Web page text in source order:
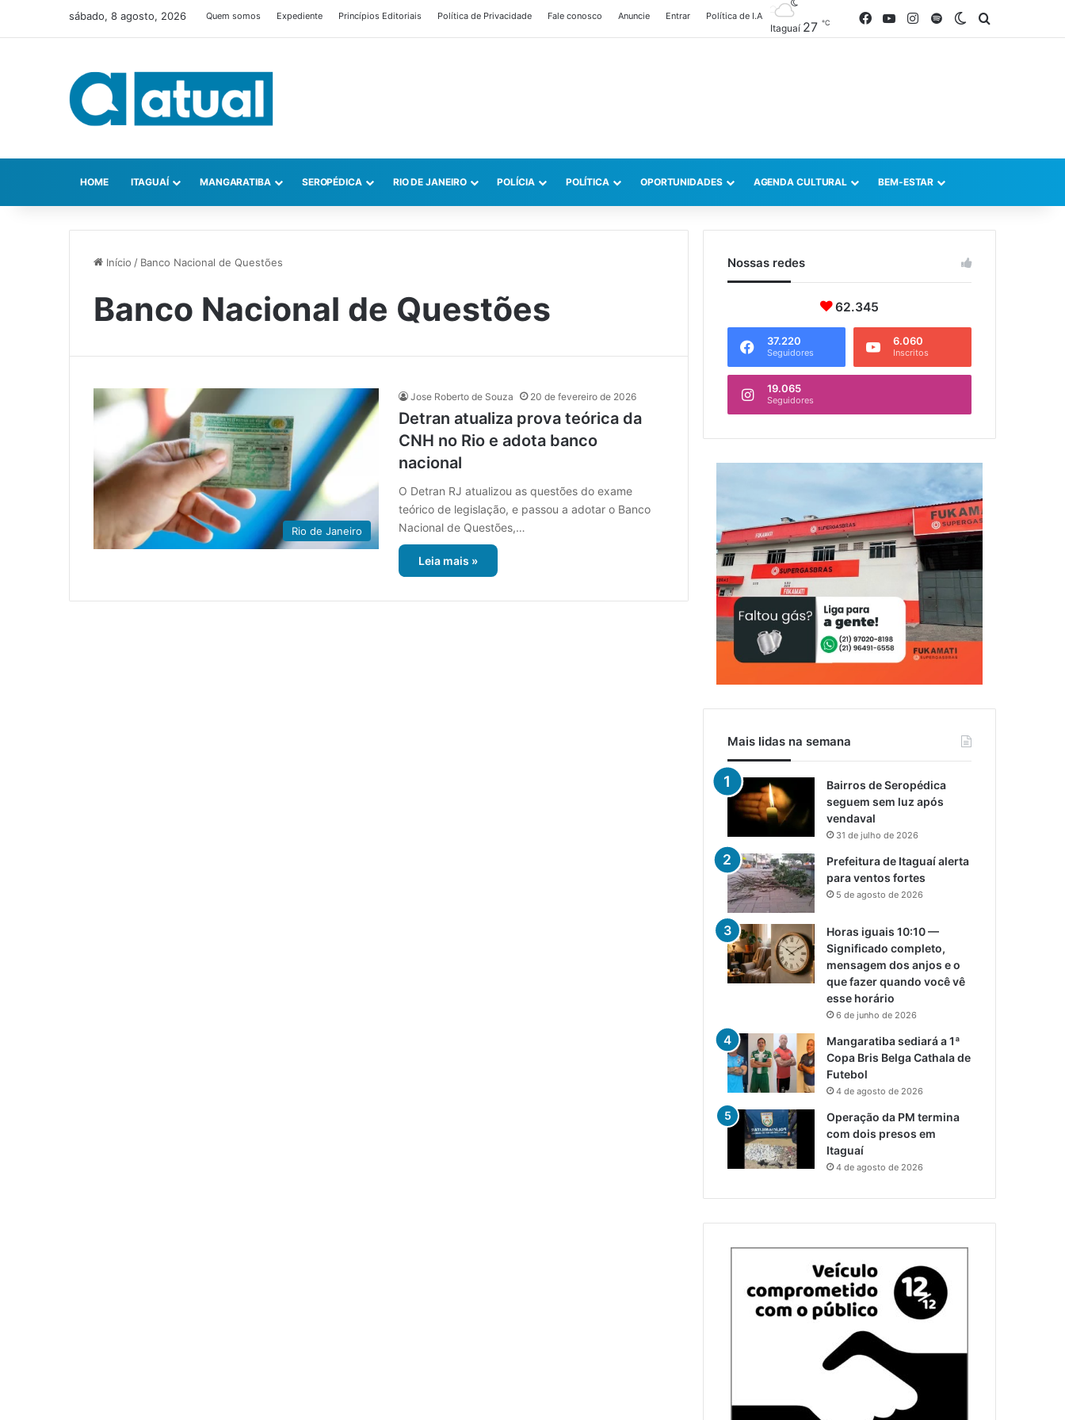
sábado, 8 agosto, 2026 Quem somos Expediente Princípios Editoriais Política de Privacidade Fale conosco Anuncie Entrar Política de I.A
Itaguaí 27 ℃ FacebookYouTubeInstagram
SpotifySwitch skin
HOME ITAGUAÍ MANGARATIBA SEROPÉDICA RIO DE JANEIRO POLÍCIA POLÍTICA OPORTUNIDADES AGENDA CULTURAL BEM-ESTAR
Início / Banco Nacional de Questões
Banco Nacional de Questões
Rio de Janeiro
Jose Roberto de Souza 20 de fevereiro de 2026
Detran atualiza prova teórica da
CNH no Rio e adota banco
nacional
O Detran RJ atualizou as questões do exame
teórico de legislação, e passou a adotar o Banco
Nacional de Questões,…
Leia mais »
Nossas redes
62.345
37.220
Seguidores
6.060
Inscritos
19.065
Seguidores
Mais lidas na semana
Bairros de Seropédica
seguem sem luz após
vendaval
31 de julho de 2026
Prefeitura de Itaguaí alerta
para ventos fortes
5 de agosto de 2026
Horas iguais 10:10 —
Significado completo,
mensagem dos anjos e o
que fazer quando você vê
esse horário
6 de junho de 2026
Mangaratiba sediará a 1ª
Copa Bris Belga Cathala de
Futebol
4 de agosto de 2026
Operação da PM termina
com dois presos em
Itaguaí
4 de agosto de 2026